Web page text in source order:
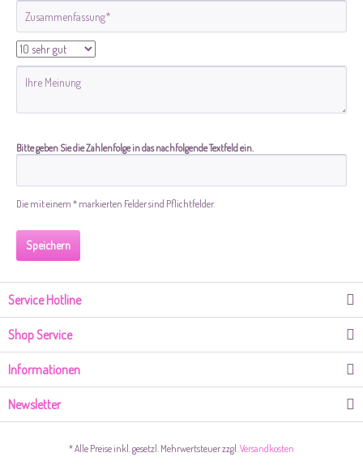
Bitte geben Sie die Zahlenfolge in das nachfolgende Textfeld ein.
Die mit einem * markierten Felder sind Pflichtfelder.
Speichern
Service Hotline
Shop Service
Informationen
Newsletter
* Alle Preise inkl. gesetzl. Mehrwertsteuer zzgl.Versandkosten